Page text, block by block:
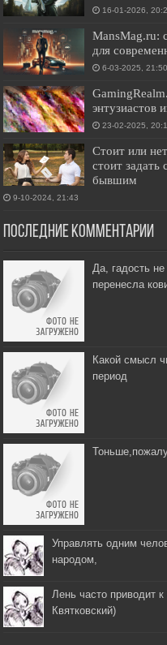
16-01-2026,
MansMag.ru:
для
6-03-2025, 21:50
энтузиастов
23-02-2025,
Стоит или
стоит задать
бывшим
9-10-2024, 21:43
Последние комментарии
Да, гадость
перенесла
Какой смысл
период
Управлять одним
народом,
Лень часто приводит
Квятковский)